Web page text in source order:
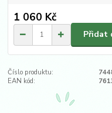
1 060 Kč
Přidat
Číslo produktu:
EAN kód: